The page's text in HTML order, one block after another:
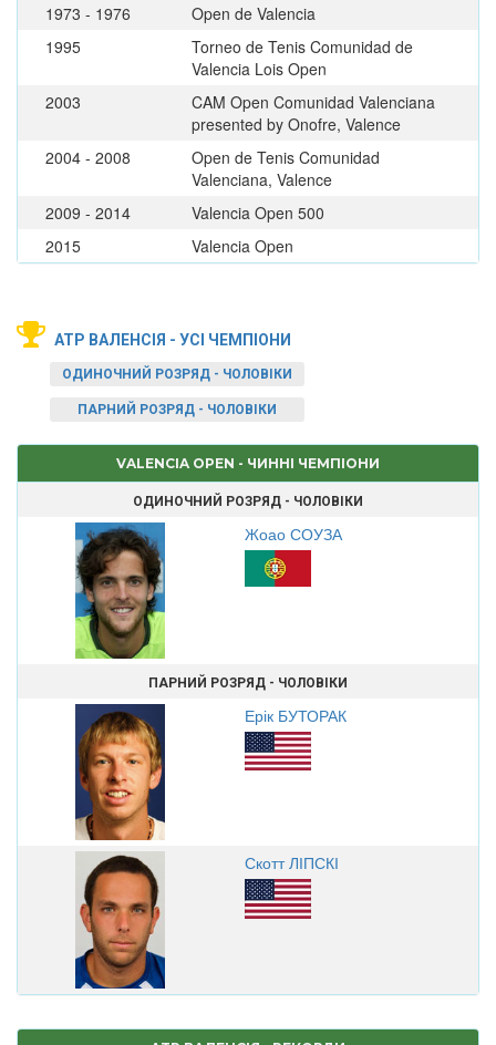
1973 - 1976
Open de Valencia
1995
Torneo de Tenis Comunidad de
Valencia Lois Open
2003
CAM Open Comunidad Valenciana
presented by Onofre, Valence
2004 - 2008
Open de Tenis Comunidad
Valenciana, Valence
2009 - 2014
Valencia Open 500
2015
Valencia Open
ATP ВАЛЕНСІЯ - УСІ ЧЕМПІОНИ
ОДИНОЧНИЙ РОЗРЯД - ЧОЛОВІКИ
ПАРНИЙ РОЗРЯД - ЧОЛОВІКИ
VALENCIA OPEN - ЧИННІ ЧЕМПІОНИ
ОДИНОЧНИЙ РОЗРЯД - ЧОЛОВІКИ
Жоао СОУЗА
ПАРНИЙ РОЗРЯД - ЧОЛОВІКИ
Ерік БУТОРАК
Скотт ЛІПСКІ